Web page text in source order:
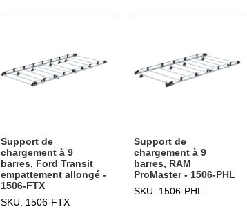
Support de
chargement à 9
barres, Ford Transit
empattement allongé -
1506-FTX
SKU: 1506-FTX
Support de
chargement à 9
barres, RAM
ProMaster - 1506-PHL
SKU: 1506-PHL